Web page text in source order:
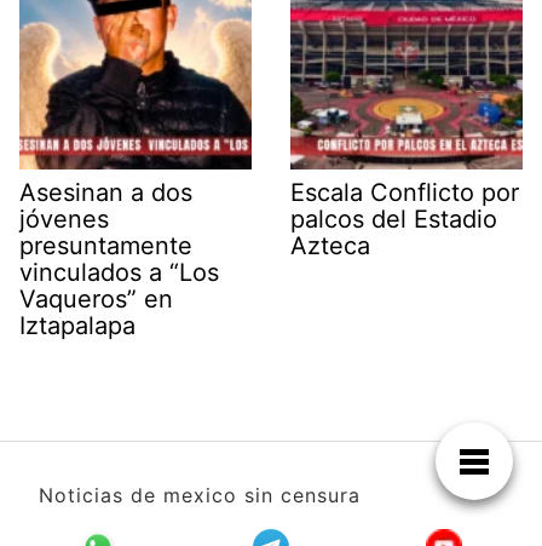
Asesinan a dos
jóvenes
presuntamente
vinculados a “Los
Vaqueros” en
Iztapalapa
Escala Conflicto por
palcos del Estadio
Azteca
Noticias de mexico sin censura